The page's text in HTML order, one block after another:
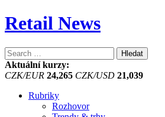
Retail News
Vyhledávání
Aktuální kurzy:
CZK/EUR 24,265 CZK/USD 21,039
Rubriky
Rozhovor